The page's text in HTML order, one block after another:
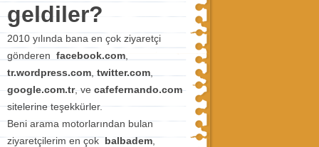
geldiler?
2010 yılında bana en çok ziyaretçi
gönderen facebook.com
tr.wordpress.com twitter.com
google.com.tr, ve cafefernando.com
sitelerine teşekkürler.
Beni arama motorlarından bulan
ziyaretçilerim en çok balbadem